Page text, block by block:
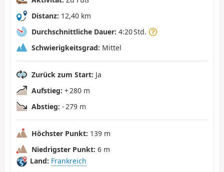
Distanz: 12,40 km
Durchschnittliche Dauer: 4:20 Std.
Schwierigkeitsgrad: Mittel
Zurück zum Start: Ja
Aufstieg: + 280 m
Abstieg: - 279 m
Höchster Punkt: 139 m
Niedrigster Punkt: 6 m
Land: Frankreich